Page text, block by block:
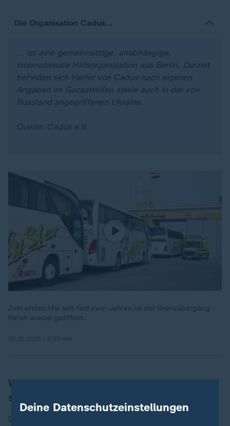
Die Organisation Cadus...
... ist eine gemeinnützige, unabhängige,
internationale Hilfsorganisation aus Berlin. Derzeit
befinden sich Helfer von Cadus nach eigenen
Angaben im Gazastreifen sowie auch in der von
Russland angegriffenen Ukraine.
Quelle: Cadus e.V.
Zum ersten Mal seit fast zwei Jahren ist der Grenzübergang
Rafah wieder geöffnet.
Warum die Krankentransporte so
schwierig sind
Die Bedingungen bei den Transporten seien widrig, so
Deine Datenschutzeinstellungen